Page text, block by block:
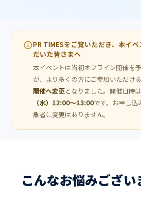
PR TIMESをご覧いただき、本イ
だいた皆さまへ
本イベントは当初オフライン開催を
が、より多くの方にご参加いただける
開催へ変更となりました。開催日時は
（水）12:00〜13:00です。お申し
象者に変更はありません。
こんなお悩みござい